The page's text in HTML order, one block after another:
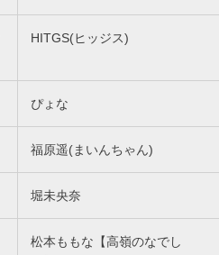
HITGS(ヒッジス)
ぴょな
福原遥(まいんちゃん)
堀未央奈
松本ももな【高嶺のなでし